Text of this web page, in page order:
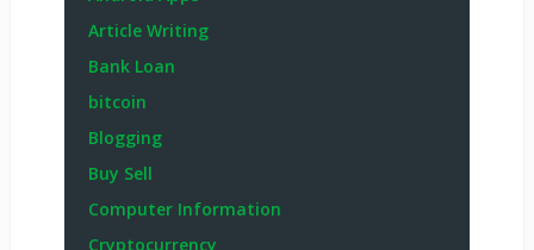
Article Writing
Bank Loan
bitcoin
Blogging
Buy Sell
Computer Information
Cryptocurrency